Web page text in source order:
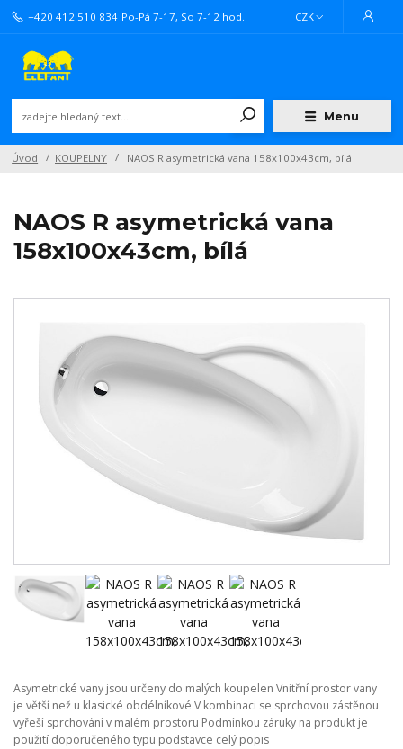
Menu
CZK
+420 412 510 834 Po-Pá 7-17, So 7-12 hod.
Úvod KOUPELNY NAOS R asymetrická vana 158x100x43cm, bílá
NAOS R asymetrická vana
158x100x43cm, bílá
Asymetrické vany jsou určeny do malých koupelen Vnitřní prostor vany
je větší než u klasické obdélníkové V kombinaci se sprchovou zástěnou
vyřeší sprchování v malém prostoru Podmínkou záruky na produkt je
použití doporučeného typu podstavce celý popis